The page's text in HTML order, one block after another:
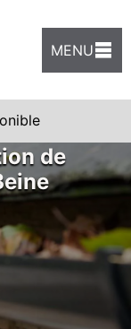
MENU
de